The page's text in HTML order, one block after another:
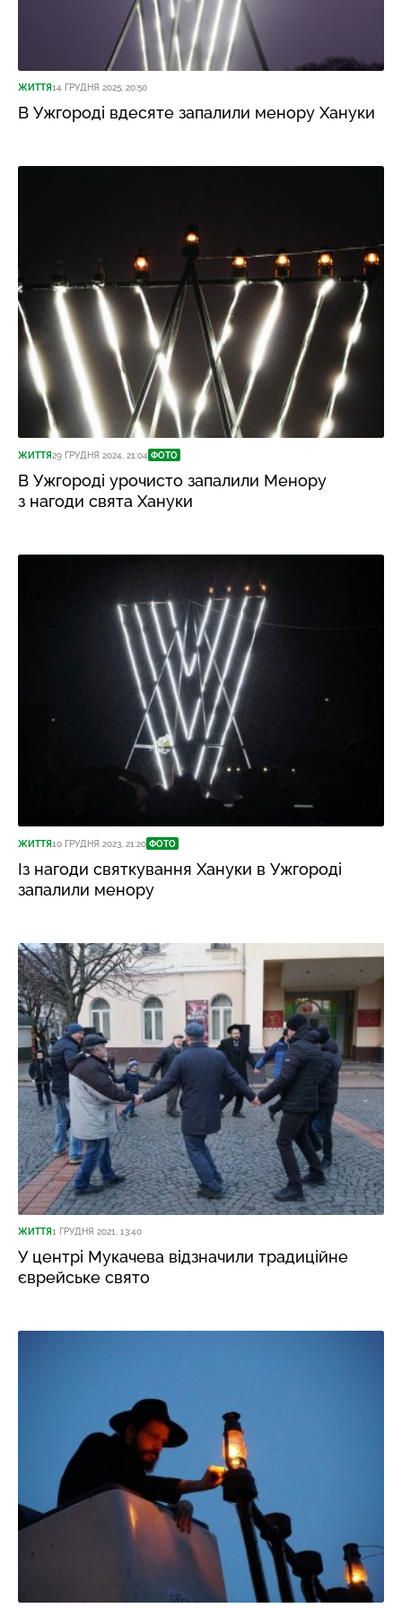
ЖИТТЯ14 ГРУДНЯ 2025, 20:50
В Ужгороді вдесяте запалили менору Хануки
ЖИТТЯ29 ГРУДНЯ 2024, 21:04 ФОТО
В Ужгороді урочисто запалили Менору
з нагоди свята Хануки
ЖИТТЯ10 ГРУДНЯ 2023, 21:20 ФОТО
Із нагоди святкування Хануки в Ужгороді
запалили менору
ЖИТТЯ1 ГРУДНЯ 2021, 13:40
У центрі Мукачева відзначили традиційне
єврейське свято